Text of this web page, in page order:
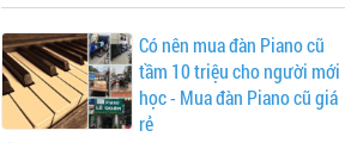
Có nên mua đàn Piano cũ
tầm 10 triệu cho người mới
học - Mua đàn Piano cũ giá
rẻ